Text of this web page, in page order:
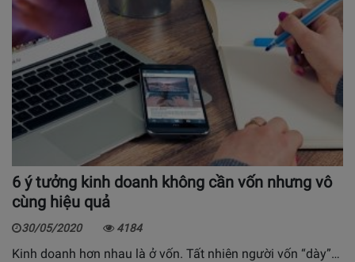
6 ý tưởng kinh doanh không cần vốn nhưng vô
cùng hiệu quả
30/05/2020 4184
Kinh doanh hơn nhau là ở vốn. Tất nhiên người vốn “dày”…